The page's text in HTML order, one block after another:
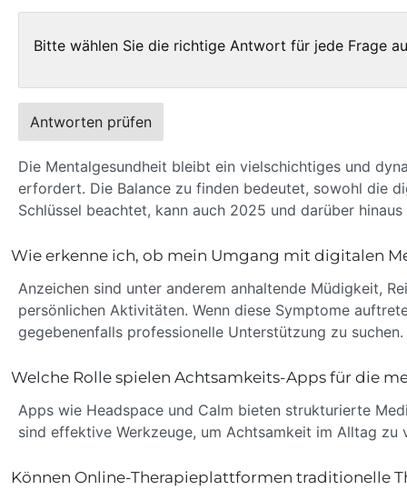
Bitte wählen Sie die richtige Antwort für jede Frage
Antworten prüfen
Die Mentalgesundheit bleibt ein vielschichtiges und
erfordert. Die Balance zu finden bedeutet, sowohl die
Schlüssel beachtet, kann auch 2025 und darüber
Wie erkenne ich, ob mein Umgang mit digitalen
Anzeichen sind unter anderem anhaltende Müdigkeit,
persönlichen Aktivitäten. Wenn diese Symptome
gegebenenfalls professionelle Unterstützung zu suchen.
Welche Rolle spielen Achtsamkeits-Apps für die
Apps wie Headspace und Calm bieten strukturierte
sind effektive Werkzeuge, um Achtsamkeit im Alltag
Können Online-Therapieplattformen traditionelle